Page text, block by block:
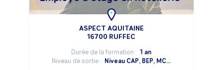
ASPECT AQUITAINE
16700 RUFFEC
Durée de la formation : 1 an
Niveau de sortie : Niveau CAP, BEP, MC...